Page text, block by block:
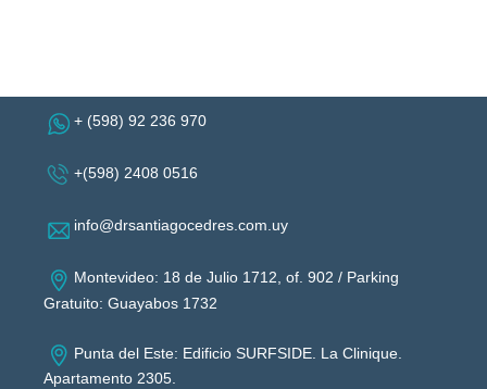
+ (598) 92 236 970
+(598) 2408 0516
info@drsantiagocedres.com.uy
Montevideo: 18 de Julio 1712, of. 902 / Parking
Gratuito: Guayabos 1732
Punta del Este: Edificio SURFSIDE. La Clinique.
Apartamento 2305.